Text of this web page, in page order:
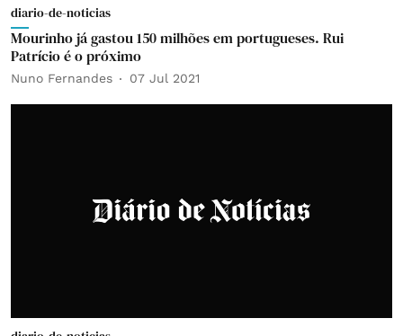
diario-de-noticias
Mourinho já gastou 150 milhões em portugueses. Rui
Patrício é o próximo
Nuno Fernandes 07 Jul 2021